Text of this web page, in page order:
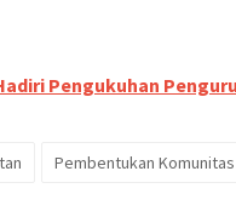
Pengukuhan
Pembentukan Komunitas